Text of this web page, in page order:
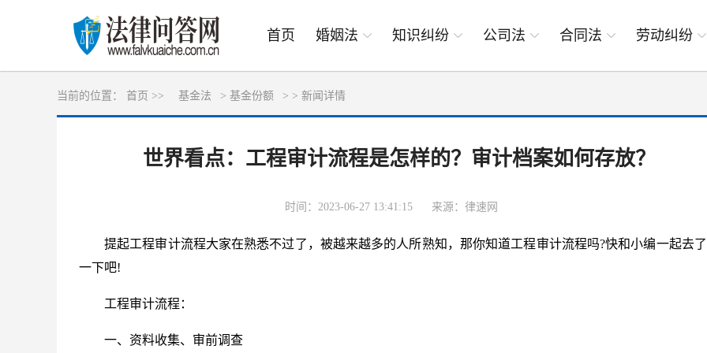
首页 婚姻法 知识纠纷 公司法 合同法 劳动纠纷
当前的位置： 首页 >> 基金法 > 基金份额 > > 新闻详情
世界看点：工程审计流程是怎样的？审计档案如何存放？
时间：2023-06-27 13:41:15 来源：律速网
提起工程审计流程大家在熟悉不过了，被越来越多的人所熟知，那你知道工程审计流程吗?快和小编一起去
一下吧!
工程审计流程：
一、资料收集、审前调查